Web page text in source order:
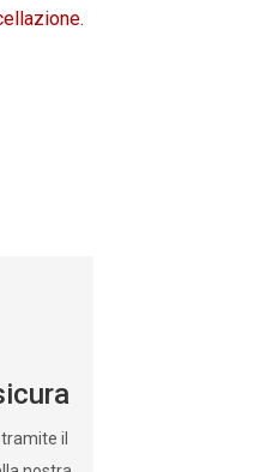
il